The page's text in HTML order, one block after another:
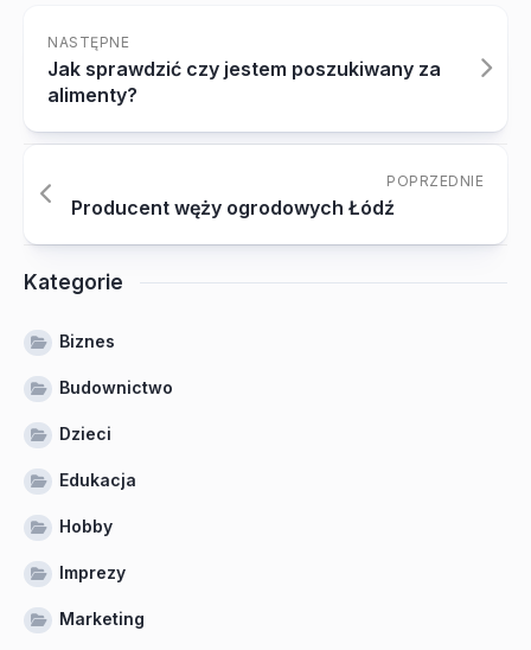
NASTĘPNE
Jak sprawdzić czy jestem poszukiwany za
alimenty?
POPRZEDNIE
Producent węży ogrodowych Łódź
Kategorie
Biznes
Budownictwo
Dzieci
Edukacja
Hobby
Imprezy
Marketing